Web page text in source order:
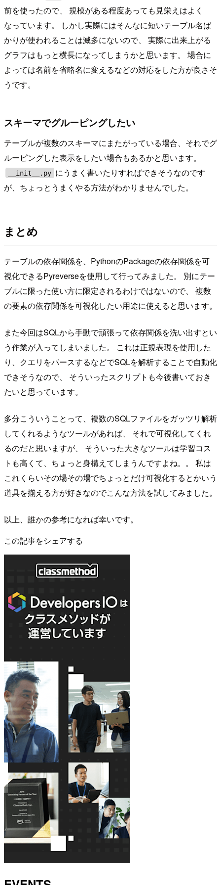
前を使ったので、 規模がある程度あっても見栄えはよく
なっています。 しかし実際にはそんなに短いテーブル名ば
かりが使われることは滅多にないので、 実際に出来上がる
グラフはもっと横長になってしまうかと思います。 場合に
よっては名前を省略名に変えるなどの対応をした方が良さそ
うです。
スキーマでグルーピングしたい
テーブルが複数のスキーマにまたがっている場合、それでグ
ルーピングした表示をしたい場合もあるかと思います。
__init__.py にうまく書いたりすればできそうなのです
が、ちょっとうまくやる方法がわかりませんでした。
まとめ
テーブルの依存関係を、PythonのPackageの依存関係を可
視化できるPyreverseを使用して行ってみました。 別にテー
ブルに限った使い方に限定されるわけではないので、 複数
の要素の依存関係を可視化したい用途に使えると思います。
また今回はSQLから手動で頑張って依存関係を洗い出すとい
う作業が入ってしまいました。 これは正規表現を使用した
り、クエリをパースするなどでSQLを解析することで自動化
できそうなので、 そういったスクリプトも今後書いておき
たいと思っています。
多分こういうことって、複数のSQLファイルをガッツリ解析
してくれるようなツールがあれば、 それで可視化してくれ
るのだと思いますが、 そういった大きなツールは学習コス
トも高くて、ちょっと身構えてしまうんですよね。。 私は
これくらいその場その場でちょっとだけ可視化するとかいう
道具を揃える方が好きなのでこんな方法を試してみました。
以上、誰かの参考になれば幸いです。
この記事をシェアする